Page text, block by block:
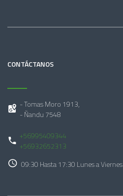
CONTÁCTANOS
- Tomas Moro 1913,
- Ñandu 7548
+56995409344
+56932652313
09:30 Hasta 17:30 Lunes a Viernes